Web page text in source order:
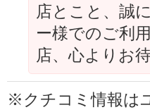
店とこと、誠
ー様でのご利
店、心よりお
※クチコミ情報は